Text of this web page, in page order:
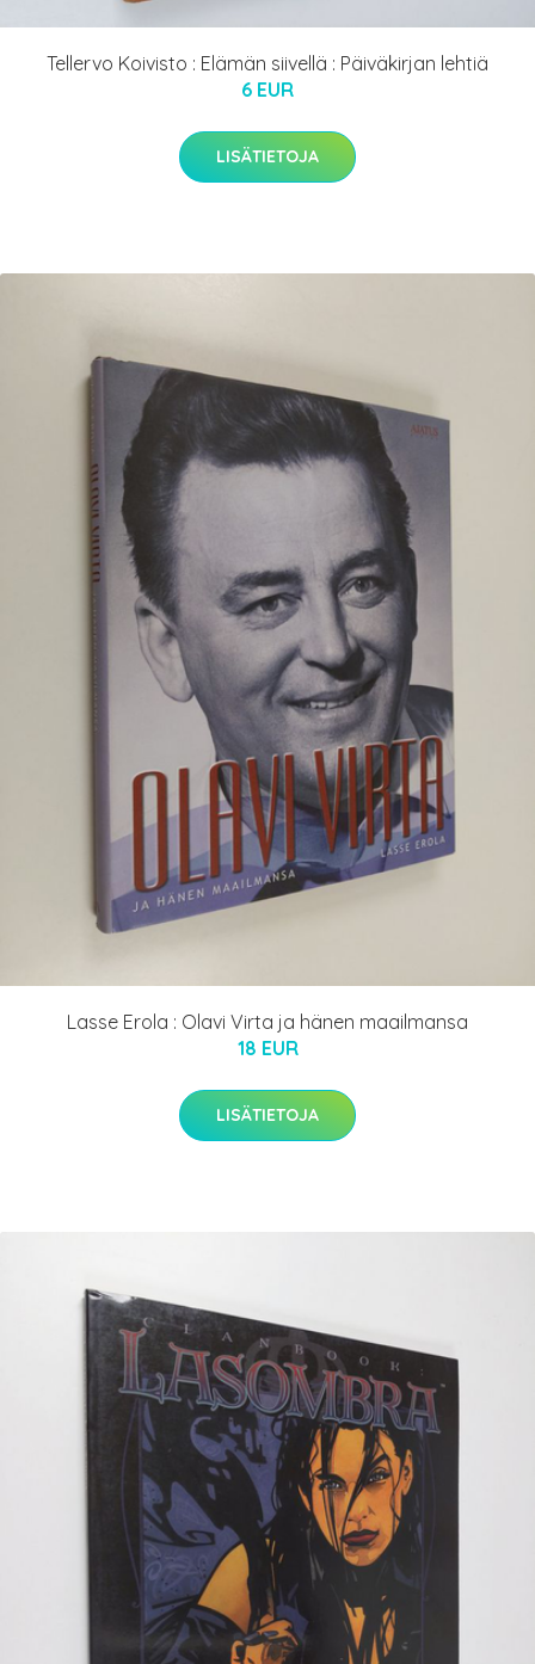
Tellervo Koivisto : Elämän siivellä : Päiväkirjan lehtiä
6 EUR
LISÄTIETOJA
Lasse Erola : Olavi Virta ja hänen maailmansa
18 EUR
LISÄTIETOJA